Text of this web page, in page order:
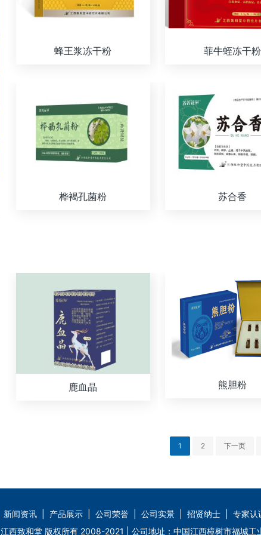
蜂王浆冻干粉 菲牛蛭冻干粉
桦褐孔菌粉 苏合香
鹿血晶 熊胆粉
1 2 下一页
新闻资讯 产品展示 公司荣誉 公司实景 招贤纳士 专家认
江西致和堂 版权所有 2008-2021 | 公司地址：中国江西樟树市福城工